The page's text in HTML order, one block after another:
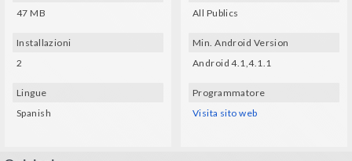
47 MB
Installazioni
2
Lingue
Spanish
All Publics
Min. Android Version
Android 4.1,4.1.1
Programmatore
Visita sito web